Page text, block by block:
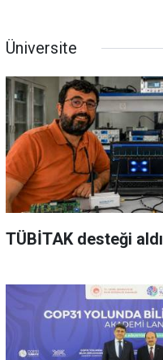
Üniversite
TÜBİTAK desteği aldı